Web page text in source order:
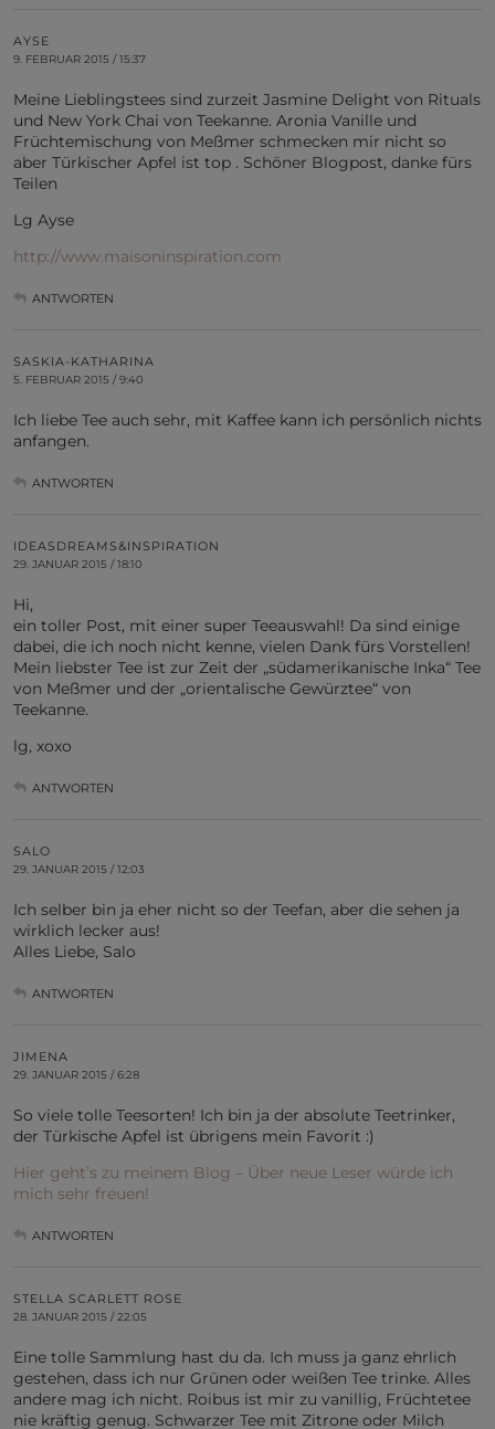
AYSE
9. FEBRUAR 2015 / 15:37
Meine Lieblingstees sind zurzeit Jasmine Delight von Rituals
und New York Chai von Teekanne. Aronia Vanille und
Früchtemischung von Meßmer schmecken mir nicht so
aber Türkischer Apfel ist top . Schöner Blogpost, danke fürs
Teilen
Lg Ayse
http://www.maisoninspiration.com
ANTWORTEN
SASKIA-KATHARINA
5. FEBRUAR 2015 / 9:40
Ich liebe Tee auch sehr, mit Kaffee kann ich persönlich nichts
anfangen.
ANTWORTEN
IDEASDREAMS&INSPIRATION
29. JANUAR 2015 / 18:10
Hi,
ein toller Post, mit einer super Teeauswahl! Da sind einige
dabei, die ich noch nicht kenne, vielen Dank fürs Vorstellen!
Mein liebster Tee ist zur Zeit der „südamerikanische Inka“ Tee
von Meßmer und der „orientalische Gewürztee“ von
Teekanne.
lg, xoxo
ANTWORTEN
SALO
29. JANUAR 2015 / 12:03
Ich selber bin ja eher nicht so der Teefan, aber die sehen ja
wirklich lecker aus!
Alles Liebe, Salo
ANTWORTEN
JIMENA
29. JANUAR 2015 / 6:28
So viele tolle Teesorten! Ich bin ja der absolute Teetrinker,
der Türkische Apfel ist übrigens mein Favorit :)
Hier geht’s zu meinem Blog – Über neue Leser würde ich
mich sehr freuen!
ANTWORTEN
STELLA SCARLETT ROSE
28. JANUAR 2015 / 22:05
Eine tolle Sammlung hast du da. Ich muss ja ganz ehrlich
gestehen, dass ich nur Grünen oder weißen Tee trinke. Alles
andere mag ich nicht. Roibus ist mir zu vanillig, Früchtetee
nie kräftig genug. Schwarzer Tee mit Zitrone oder Milch